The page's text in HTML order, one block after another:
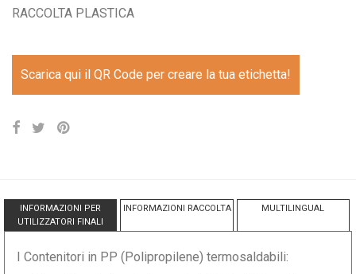
RACCOLTA PLASTICA
Scarica qui il QR Code per creare la tua etichetta!
INFORMAZIONI PER
UTILIZZATORI FINALI
INFORMAZIONI RACCOLTA MULTILINGUAL
I Contenitori in PP (Polipropilene) termosaldabili: